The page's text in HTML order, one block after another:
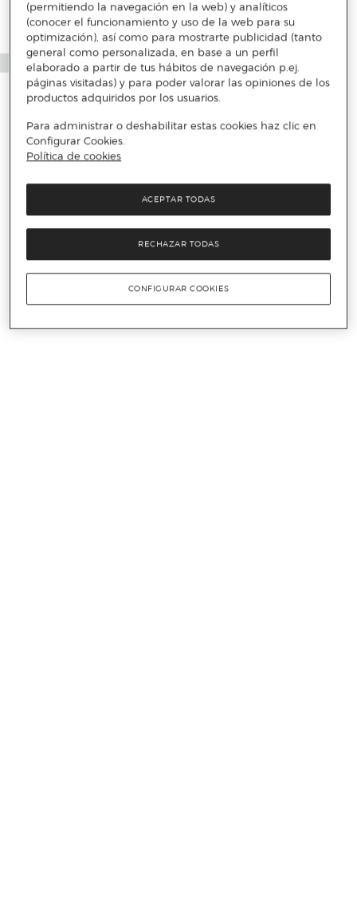
(permitiendo la navegación en la web) y analíticos
(conocer el funcionamiento y uso de la web para su
optimización), así como para mostrarte publicidad (tanto
general como personalizada, en base a un perfil
elaborado a partir de tus hábitos de navegación p.ej.
páginas visitadas) y para poder valorar las opiniones de los
productos adquiridos por los usuarios.
Para administrar o deshabilitar estas cookies haz clic en
Configurar Cookies.
Política de cookies
RECHAZAR TODAS
ACEPTAR TODAS
CONFIGURAR COOKIES